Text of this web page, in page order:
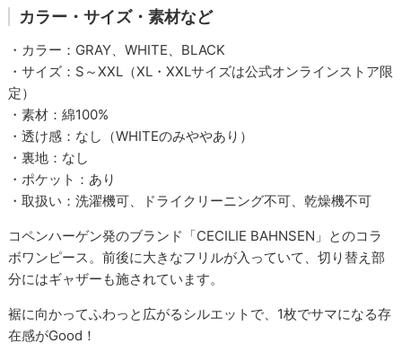
カラー・サイズ・素材など
・カラー：GRAY、WHITE、BLACK
・サイズ：S～XXL（XL・XXLサイズは公式オンラインストア限
定）
・素材：綿100%
・透け感：なし（WHITEのみややあり）
・裏地：なし
・ポケット：あり
・取扱い：洗濯機可、ドライクリーニング不可、乾燥機不可
コペンハーゲン発のブランド「CECILIE BAHNSEN」とのコラ
ボワンピース。前後に大きなフリルが入っていて、切り替え部
分にはギャザーも施されています。
裾に向かってふわっと広がるシルエットで、1枚でサマになる存
在感がGood！